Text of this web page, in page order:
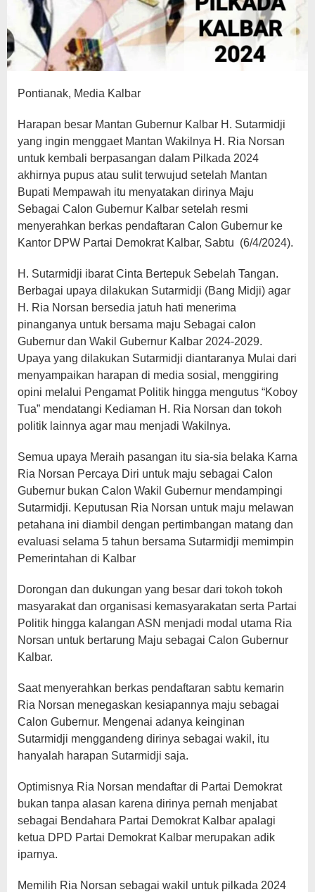
Pontianak, Media Kalbar
Harapan besar Mantan Gubernur Kalbar H. Sutarmidji
yang ingin menggaet Mantan Wakilnya H. Ria Norsan
untuk kembali berpasangan dalam Pilkada 2024
akhirnya pupus atau sulit terwujud setelah Mantan
Bupati Mempawah itu menyatakan dirinya Maju
Sebagai Calon Gubernur Kalbar setelah resmi
menyerahkan berkas pendaftaran Calon Gubernur ke
Kantor DPW Partai Demokrat Kalbar, Sabtu (6/4/2024).
H. Sutarmidji ibarat Cinta Bertepuk Sebelah Tangan.
Berbagai upaya dilakukan Sutarmidji (Bang Midji) agar
H. Ria Norsan bersedia jatuh hati menerima
pinanganya untuk bersama maju Sebagai calon
Gubernur dan Wakil Gubernur Kalbar 2024-2029.
Upaya yang dilakukan Sutarmidji diantaranya Mulai dari
menyampaikan harapan di media sosial, menggiring
opini melalui Pengamat Politik hingga mengutus “Koboy
Tua” mendatangi Kediaman H. Ria Norsan dan tokoh
politik lainnya agar mau menjadi Wakilnya.
Semua upaya Meraih pasangan itu sia-sia belaka Karna
Ria Norsan Percaya Diri untuk maju sebagai Calon
Gubernur bukan Calon Wakil Gubernur mendampingi
Sutarmidji. Keputusan Ria Norsan untuk maju melawan
petahana ini diambil dengan pertimbangan matang dan
evaluasi selama 5 tahun bersama Sutarmidji memimpin
Pemerintahan di Kalbar
Dorongan dan dukungan yang besar dari tokoh tokoh
masyarakat dan organisasi kemasyarakatan serta Partai
Politik hingga kalangan ASN menjadi modal utama Ria
Norsan untuk bertarung Maju sebagai Calon Gubernur
Kalbar.
Saat menyerahkan berkas pendaftaran sabtu kemarin
Ria Norsan menegaskan kesiapannya maju sebagai
Calon Gubernur. Mengenai adanya keinginan
Sutarmidji menggandeng dirinya sebagai wakil, itu
hanyalah harapan Sutarmidji saja.
Optimisnya Ria Norsan mendaftar di Partai Demokrat
bukan tanpa alasan karena dirinya pernah menjabat
sebagai Bendahara Partai Demokrat Kalbar apalagi
ketua DPD Partai Demokrat Kalbar merupakan adik
iparnya.
Memilih Ria Norsan sebagai wakil untuk pilkada 2024